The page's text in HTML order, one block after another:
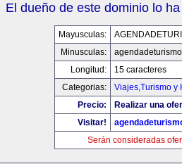
El dueño de este dominio lo
Mayusculas:
Minusculas:
Longitud:
15 caracteres
Categorias:
Viajes,Turismo y
Precio:
Realizar una
Visitar!
Serán consideradas